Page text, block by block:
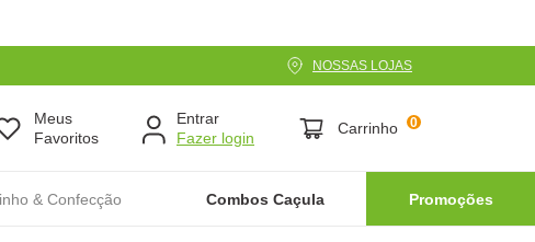
NOSSAS LOJAS
Meus
Favoritos
Entrar
Carrinho 0
& Confecção Combos Caçula Promoções